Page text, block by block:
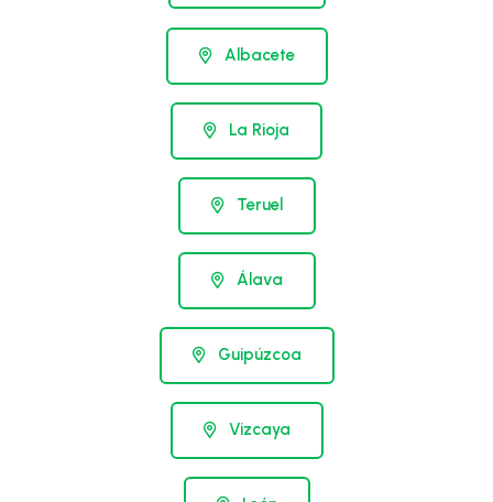
Albacete
La Rioja
Teruel
Álava
Guipúzcoa
Vizcaya